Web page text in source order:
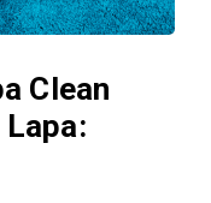
Clean